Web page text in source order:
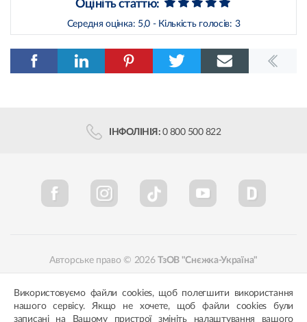
Оцініть статтю:
Середня оцінка: 5,0 - Кількість голосів: 3
ІНФОЛІНІЯ: 0 800 500 822
Авторське право © 2026ТзОВ "Снєжка-Україна"
Політика конфіденційності
Використовуємо файли cookies, щоб полегшити використання
нашого сервісу. Якщо не хочете, щоб файли cookies були
записані на Вашому пристрої змініть налаштування вашого